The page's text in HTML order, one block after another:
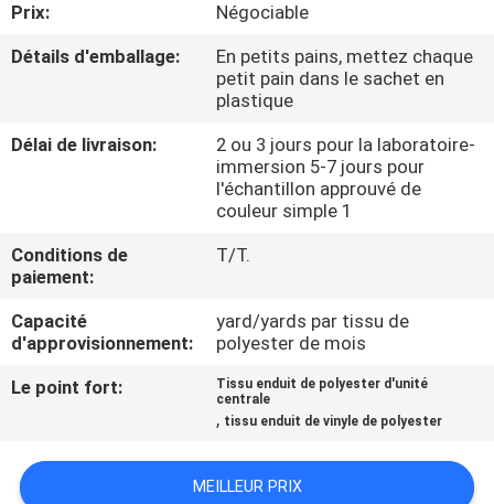
CONTRÔLE
DE
NOUVELLES
CAS
NEWS
Prix:
Négociable
Détails d'emballage:
En petits pains, mettez chaque
petit pain dans le sachet en
plastique
Délai de livraison:
2 ou 3 jours pour la laboratoire-
immersion 5-7 jours pour
l'échantillon approuvé de
couleur simple 1
Conditions de
paiement:
T/T.
Capacité
d'approvisionnement:
yard/yards par tissu de
polyester de mois
Le point fort:
Tissu enduit de polyester d'unité
centrale
, tissu enduit de vinyle de polyester
MEILLEUR PRIX